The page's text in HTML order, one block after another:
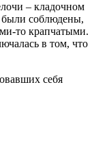
– кладочном
были соблюдены,
то крапчатыми.
в том, что
себя